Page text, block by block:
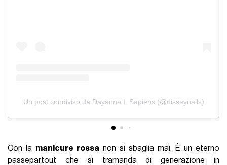
Un post condiviso da Dayanna I. Sapiens (@disseynails)
Con la manicure rossa non si sbaglia mai. È un eterno
passepartout che si tramanda di generazione in